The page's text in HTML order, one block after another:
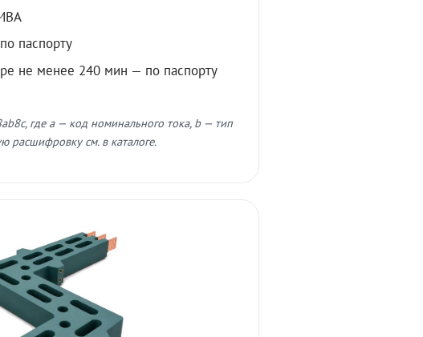
паспорту
не менее 240 мин — по паспорту
где a — код номинального тока, b — тип
расшифровку см. в каталоге.